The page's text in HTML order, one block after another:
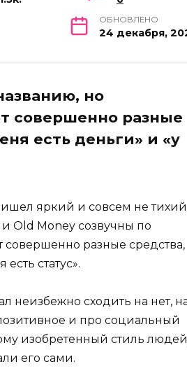
ОБНОВЛЕНО
24 декабря,
но
совершенно разные
есть деньги» и «у
яркий и совсем не тихий
и Old Money созвучны по
разные средства,
статус».
неизбежно сходить на нет,
и про социальный
изобретенный стиль
его сами.